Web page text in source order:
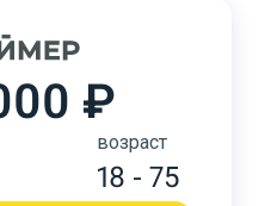
₽
возраст
18 - 75